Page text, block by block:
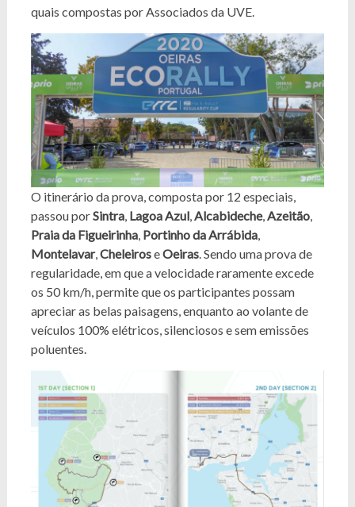
quais compostas por Associados da UVE.
O itinerário da prova, composta por 12 especiais,
passou porSintra, LagoaAzul,Alcabideche,Azeitão,
Praia da Figueirinha, Portinho da Arrábida,
Montelavar,CheleiroseOeiras. Sendo uma prova de
regularidade, em que a velocidade raramente excede
os 50 km/h, permite que os participantes possam
apreciar as belas paisagens, enquanto ao volante de
veículos 100% elétricos, silenciosos e sem emissões
poluentes.